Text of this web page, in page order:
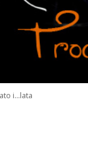
i...lata